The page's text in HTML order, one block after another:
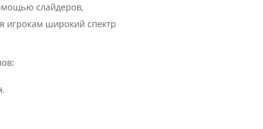
слайдеров,
игрокам широкий спектр